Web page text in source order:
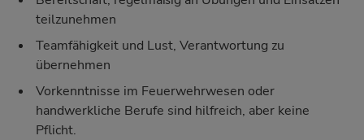
teilzunehmen
Teamfähigkeit und Lust, Verantwortung zu
übernehmen
Vorkenntnisse im Feuerwehrwesen oder
handwerkliche Berufe sind hilfreich, aber keine
Pflicht.